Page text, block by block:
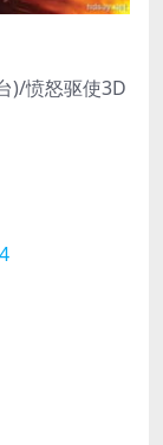
)/愤怒驱使3D